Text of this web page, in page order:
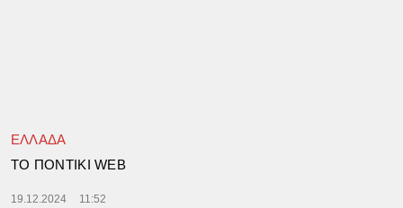
ΕΛΛΑΔΑ
TΟ ΠΟΝΤΙΚΙ WEB
19.12.2024 11:52